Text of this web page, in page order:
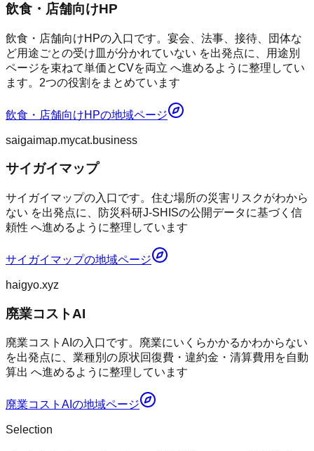
飲食・店舗向けHP
飲食・店舗向けHPの入口です。宴会、法事、接待、団体な
ど用途ごとの受け皿が分かれていない を出発点に、用途別
ページを束ねて単価とCVを両立 へ進めるように整理してい
ます。2つの役割をまとめています
飲食・店舗向けHPの地域ページ
saigaimap.mycat.business
サイガイマップ
サイガイマップの入口です。住む場所の災害リスクがわから
ない を出発点に、防災科研J-SHISの公開データに基づく信
頼性 へ進めるように整理しています
サイガイマップの地域ページ
haigyo.xyz
廃業コストAI
廃業コストAIの入口です。廃業にいくらかかるかわからない
を出発点に、業種別の原状回復費・違約金・清算費用を自動
算出 へ進めるように整理しています
廃業コストAI の地域ページ
Selection